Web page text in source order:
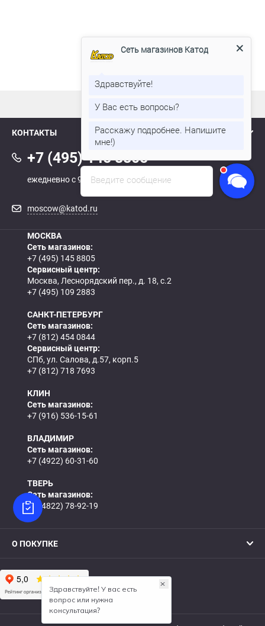
наверх
КОНТАКТЫ
+7 (495) 145 8805
ежедневно с 9:00 до 21:00
moscow@katod.ru
МОСКВА
Сеть магазинов:
+7 (495) 145 8805
Сервисный центр:
Москва, Леснорядский пер., д. 18, с.2
+7 (495) 109 2883
САНКТ-ПЕТЕРБУРГ
Сеть магазинов:
+7 (812) 454 0844
Сервисный центр:
СПб, ул. Салова, д.57, корп.5
+7 (812) 718 7693
КЛИН
Сеть магазинов:
+7 (916) 536-15-61
ВЛАДИМИР
Сеть магазинов:
+7 (4922) 60-31-60
ТВЕРЬ
Сеть магазинов:
+7 (4822) 78-92-19
О ПОКУПКЕ
Введите сообщение
Сеть магазинов Катод
Здравствуйте!
У Вас есть вопросы?
Расскажу подробнее. Напишите
мне!)